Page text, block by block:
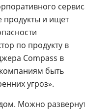
продукты и ищет
по продукту в
Compass в
быть
угроз».
. Можно